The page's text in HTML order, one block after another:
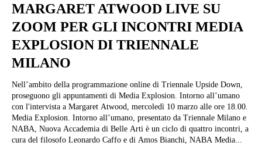
MARGARET ATWOOD LIVE SU
ZOOM PER GLI INCONTRI MEDIA
EXPLOSION DI TRIENNALE
MILANO
Nell’ambito della programmazione online di Triennale Upside Down,
proseguono gli appuntamenti di Media Explosion. Intorno all’umano
con l'intervista a Margaret Atwood, mercoledì 10 marzo alle ore 18.00.
Media Explosion. Intorno all’umano, presentato da Triennale Milano e
NABA, Nuova Accademia di Belle Arti è un ciclo di quattro incontri, a
cura del filosofo Leonardo Caffo e di Amos Bianchi, NABA Media...